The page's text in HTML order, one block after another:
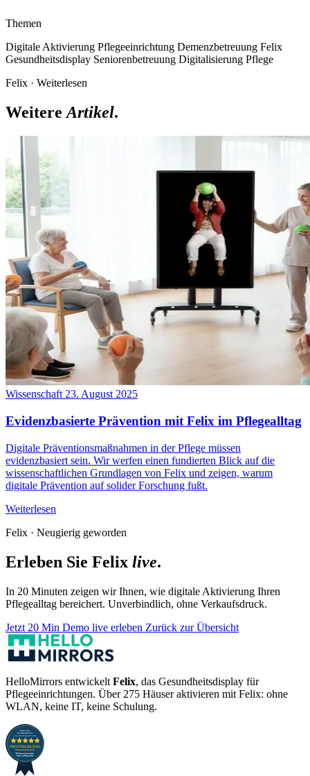
Themen
Digitale Aktivierung Pflegeeinrichtung Demenzbetreuung Felix
Gesundheitsdisplay Seniorenbetreuung Digitalisierung Pflege
Felix · Weiterlesen
WeitereArtikel.
Wissenschaft 23. August 2025
Evidenzbasierte Prävention mit Felix im Pflegealltag
Digitale Präventionsmaßnahmen in der Pflege müssen
evidenzbasiert sein. Wir werfen einen fundierten Blick auf die
wissenschaftlichen Grundlagen von Felix und zeigen, warum
digitale Prävention auf solider Forschung fußt.
Weiterlesen
Felix · Neugierig geworden
Erleben Sie Felix live.
In 20 Minuten zeigen wir Ihnen, wie digitale Aktivierung Ihren
Pflegealltag bereichert. Unverbindlich, ohne Verkaufsdruck.
Jetzt 20 Min Demo live erleben Zurück zur Übersicht
HelloMirrors entwickelt Felix, das Gesundheitsdisplay für
Pflegeeinrichtungen. Über 275 Häuser aktivieren mit Felix: ohne
WLAN, keine IT, keine Schulung.